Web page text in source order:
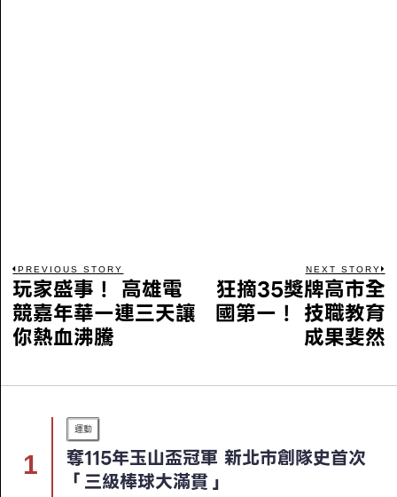
PREVIOUS STORY
玩家盛事！ 高雄電
競嘉年華一連三天讓
你熱血沸騰
NEXT STORY
狂摘35獎牌高市全
國第一！ 技職教育
成果斐然
運動
奪115年玉山盃冠軍 新北市創隊史首次
「三級棒球大滿貫」